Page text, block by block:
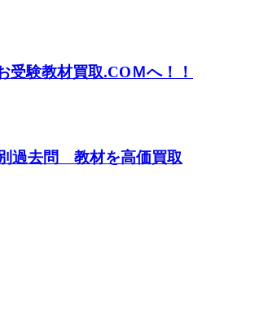
験教材買取.COＭへ！！
過去問 教材を高価買取